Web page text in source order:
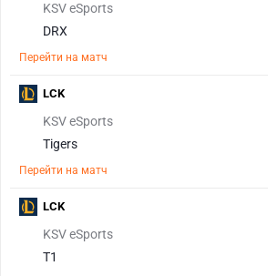
KSV eSports
DRX
Перейти на матч
KSV eSports
Tigers
Перейти на матч
LCK
KSV eSports
T1
LCK